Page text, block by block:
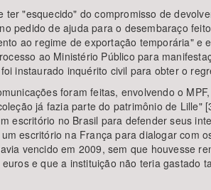
"esquecido" do compromisso de
pedido de ajuda para o desembaraço
ao regime de exportação temporária"
ao Ministério Público para
instaurado inquérito civil para obter o
foram feitas, envolvendo o
já fazia parte do patrimônio de
escritório no Brasil para defender seus
escritório na França para dialogar com
vencido em 2009, sem que houvesse
e que a instituição não teria